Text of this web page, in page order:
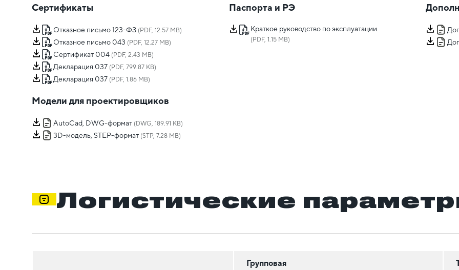
Сертификаты
Отказное письмо 123-ФЗ (PDF, 12.57 MB)
Отказное письмо 043 (PDF, 12.27 MB)
Сертификат 004 (PDF, 2.43 MB)
Декларация 037 (PDF, 799.87 KB)
Декларация 037 (PDF, 1.86 MB)
Паспорта и РЭ
Краткое руководство по эксплуатации
(PDF, 1.15 MB)
Модели для проектировщиков
AutoCad, DWG-формат (DWG, 189.91 KB)
3D-модель, STEP-формат (STP, 7.28 MB)
Логистические
Групповая